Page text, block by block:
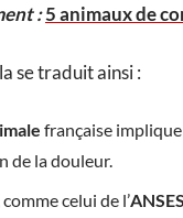
:5 animaux de
se traduit ainsi :
française
de la douleur.
celui de l’ANSES